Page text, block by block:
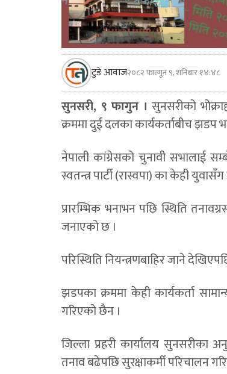
टुडे आवाज२०८२ फाल्गुन ९, शनिबार १४:४८
सुनसरी, ९ फागुन । सुनसरीको
क्रममा दुई दलका कार्यकर्ताबीच झडप
नेपाली कांग्रेसको चुनावी सभालाई
स्वतन्त्र पार्टी (रास्वपा) का केही
प्रारम्भिक भनाभन पछि स्थिति
जनाएको छ ।
परिस्थिति नियन्त्रणबाहिर जाने
झडपका क्रममा केही कार्यकर्ता
गरिएको छैन ।
जिल्ला प्रहरी कार्यालय सुनसरीका
तनाव बढेपछि सुरक्षाकर्मी परिचालन